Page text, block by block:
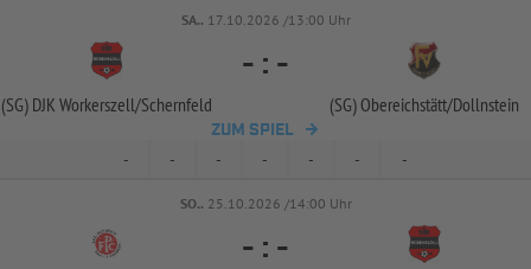
SA.. 17.10.2026 /13:00 Uhr
(SG) DJK Workerszell/Schernfeld
- : -
(SG) Obereichstätt/Dollnstein
ZUM SPIEL
- - - - - - -
SO.. 25.10.2026 /14:00 Uhr
- : -